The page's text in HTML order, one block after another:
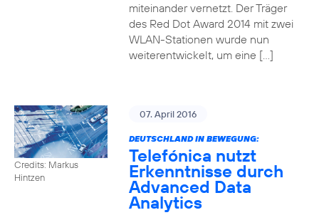
miteinander vernetzt. Der Träger
des Red Dot Award 2014 mit zwei
WLAN-Stationen wurde nun
weiterentwickelt, um eine […]
Credits: Markus
Hintzen
07. April 2016
DEUTSCHLAND IN BEWEGUNG:
Telefónica nutzt
Erkenntnisse durch
Advanced Data
Analytics